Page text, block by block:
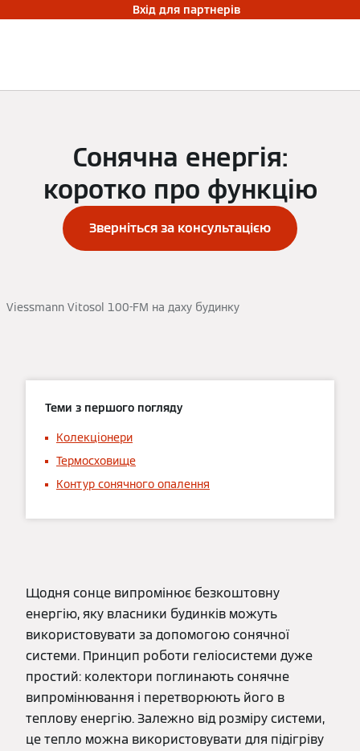
Вхід для партнерів
Сонячна енергія:
коротко про функцію
Зверніться за консультацією
Viessmann Vitosol 100-FM на даху будинку
Теми з першого погляду
Колекціонери
Термосховище
Контур сонячного опалення
Щодня сонце випромінює безкоштовну
енергію, яку власники будинків можуть
використовувати за допомогою сонячної
системи. Принцип роботи геліосистеми дуже
простий: колектори поглинають сонячне
випромінювання і перетворюють його в
теплову енергію. Залежно від розміру системи,
це тепло можна використовувати для підігріву